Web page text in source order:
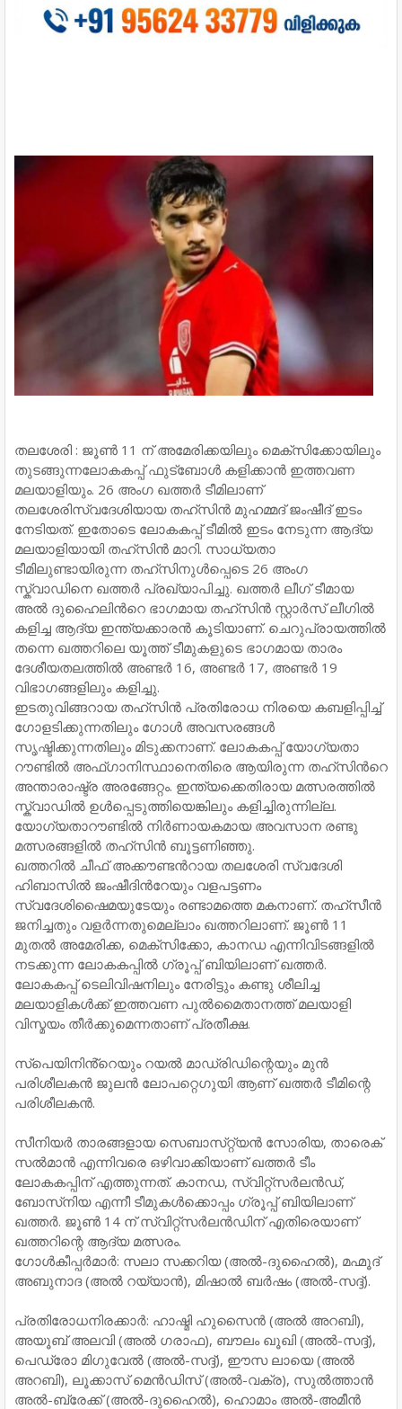
തലശേരി : ജൂൺ 11 ന് അമേരിക്കയിലും മെക്സിക്കോയിലും
തുടങ്ങുന്നലോകകപ്പ് ഫുട്ബോള്‍ കളിക്കാന്‍ ഇത്തവണ
മലയാളിയും. 26 അംഗ ഖത്തര്‍ ടീമിലാണ്
തലശേരിസ്വദേശിയായ തഹ്സിന്‍ മുഹമ്മദ് ജംഷീദ് ഇടം
നേടിയത്. ഇതോടെ ലോകകപ്പ് ടീമില്‍ ഇടം നേടുന്ന ആദ്യ
മലയാളിയായി തഹ്സിന്‍ മാറി. സാധ്യതാ
ടീമിലുണ്ടായിരുന്ന തഹ്സിനുള്‍പ്പെടെ 26 അംഗ
സ്ക്വാഡിനെ ഖത്തര്‍ പ്രഖ്യാപിച്ചു. ഖത്തര്‍ ലീഗ് ടീമായ
അല്‍ ദുഹൈലിന്‍റെ ഭാഗമായ തഹ്സിന്‍ സ്റ്റാര്‍സ് ലീഗില്‍
കളിച്ച ആദ്യ ഇന്ത്യക്കാരന്‍ കൂടിയാണ്. ചെറുപ്രായത്തില്‍
തന്നെ ഖത്തറിലെ യൂത്ത് ടീമുകളുടെ ഭാഗമായ താരം
ദേശീയതലത്തില്‍ അണ്ടര്‍ 16, അണ്ടര്‍ 17, അണ്ടര്‍ 19
വിഭാഗങ്ങളിലും കളിച്ചു.
ഇടതുവിങ്ങറായ തഹ്സിന്‍ പ്രതിരോധ നിരയെ കബളിപ്പിച്ച്
ഗോളടിക്കുന്നതിലും ഗോള്‍ അവസരങ്ങള്‍
സൃഷ്ടിക്കുന്നതിലും മിടുക്കനാണ്. ലോകകപ്പ് യോഗ്യതാ
റൗണ്ടില്‍ അഫ്ഗാനിസ്ഥാനെതിരെ ആയിരുന്ന തഹ്സിന്‍റെ
അന്താരാഷ്ട്ര അരങ്ങേറ്റം. ഇന്ത്യക്കെതിരായ മത്സരത്തില്‍
സ്ക്വാഡില്‍ ഉള്‍പ്പെടുത്തിയെങ്കിലും കളിച്ചിരുന്നില്ല.
യോഗ്യതാറൗണ്ടില്‍ നിര്‍ണായകമായ അവസാന രണ്ടു
മത്സരങ്ങളില്‍ തഹ്സിന്‍ ബൂട്ടണിഞ്ഞു.
ഖത്തറില്‍ ചീഫ് അക്കൗണ്ടന്‍റായ തലശേരി സ്വദേശി
ഹിബാസില്‍ ജംഷീദിന്‍റേയും വളപട്ടണം
സ്വദേശിഷൈമയുടേയും രണ്ടാമത്തെ മകനാണ്. തഹ്സീന്‍
ജനിച്ചതും വളര്‍ന്നതുമെല്ലാം ഖത്തറിലാണ്. ജൂണ്‍ 11
മുതല്‍ അമേരിക്ക, മെക്സിക്കോ, കാനഡ എന്നിവിടങ്ങളില്‍
നടക്കുന്ന ലോകകപ്പില്‍ ഗ്രൂപ്പ് ബിയിലാണ് ഖത്തര്‍.
ലോകകപ്പ് ടെലിവിഷനിലും നേരിട്ടും കണ്ടു ശീലിച്ച
മലയാളികള്‍ക്ക് ഇത്തവണ പുല്‍മൈതാനത്ത് മലയാളി
വിസ്മയം തീര്‍ക്കുമെന്നതാണ് പ്രതീക്ഷ.
സ്പെയിനിൻ്റെയും റയൽ മാഡ്രിഡിന്റെയും മുൻ
പരിശീലകൻ ജുലൻ ലോപറ്റെഗുയി ആണ് ഖത്തർ ടീമിന്റെ
പരിശീലകൻ.
സീനിയർ താരങ്ങളായ സെബാസ്‌റ്റ്യൻ സോരിയ, താരെക്
സൽമാൻ എന്നിവരെ ഒഴിവാക്കിയാണ് ഖത്തർ ടീം
ലോകകപ്പിന് എത്തുന്നത്. കാനഡ, സ്വിറ്റ്സർലൻഡ്,
ബോസ്‌നിയ എന്നീ ടീമുകൾക്കൊപ്പം ഗ്രൂപ്പ് ബിയിലാണ്
ഖത്തർ. ജൂൺ 14 ന് സ്വിറ്റ്സർലൻഡിന് എതിരെയാണ്
ഖത്തറിന്റെ ആദ്യ മത്സരം.
ഗോൾകീപ്പർമാർ: സലാ സക്കറിയ (അൽ-ദുഹൈൽ), മഹ്മൂദ്
അബുനാദ (അൽ റയ്യാൻ), മിഷാൽ ബർഷം (അൽ-സദ്ദ്).
പ്രതിരോധനിരക്കാർ: ഹാഷ്മി ഹുസൈൻ (അൽ അറബി),
അയൂബ് അലവി (അൽ ഗരാഫ), ബൗലം ഖൂഖി (അൽ-സദ്ദ്),
പെഡ്രോ മിഗുവേൽ (അൽ-സദ്ദ്), ഈസ ലായെ (അൽ
അറബി), ലൂക്കാസ് മെൻഡിസ് (അൽ-വക്ര), സുൽത്താൻ
അൽ-ബ്രേക്ക് (അൽ-ദുഹൈൽ), ഹൊമാം അൽ-അമീൻ